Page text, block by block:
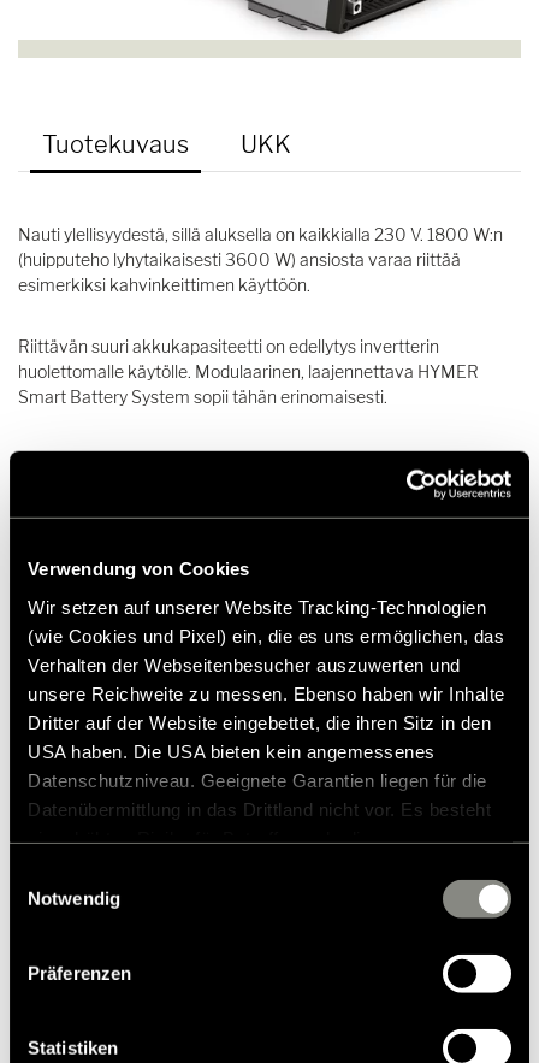
Verwendung von Cookies
Wir setzen auf unserer Website Tracking-Technologien
(wie Cookies und Pixel) ein, die es uns ermöglichen, das
Verhalten der Webseitenbesucher auszuwerten und
unsere Reichweite zu messen. Ebenso haben wir Inhalte
Dritter auf der Website eingebettet, die ihren Sitz in den
USA haben. Die USA bieten kein angemessenes
Datenschutzniveau. Geeignete Garantien liegen für die
Datenübermittlung in das Drittland nicht vor. Es besteht
zustehen. Eingesetzte Dienstleister können Daten für
zusammenführen. Weitere Informationen finden Sie in
unsererDatenschutzerklärung
. Akzeptieren Sie oder
Einstellungen aus, erteilen Sie uns Ihre Einwilligung zur
Notwendig
Präferenzen
Statistiken
Tuotekuvaus UKK
Nauti ylellisyydestä, sillä aluksella on kaikkialla 230 V. 1800 W:n
(huipputeho lyhytaikaisesti 3600 W) ansiosta varaa riittää
esimerkiksi kahvinkeittimen käyttöön.
Riittävän suuri akkukapasiteetti on edellytys invertterin
huolettomalle käytölle. Modulaarinen, laajennettava HYMER
Smart Battery System sopii tähän erinomaisesti.
1.230,00 €
Sitomaton hintasuositus*
Lisää toivelistalle
Sopiiiko tuote ajoneuvooni?
Tuotenumero: 3177468
* Hymer-alkuperäisiä lisävarusteita ei ole saatavana
jälleenmyyjäsi kautta. Kuvia voidaan muuttaa.